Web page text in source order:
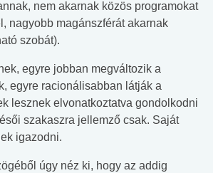
nem akarnak közös programokat
nagyobb magánszférát akarnak
szobát).
egyre jobban megváltozik a
egyre racionálisabban látják a
lesznek elvonatkoztatva gondolkodni
szakaszra jellemző csak. Saját
igazodni.
úgy néz ki, hogy az addig